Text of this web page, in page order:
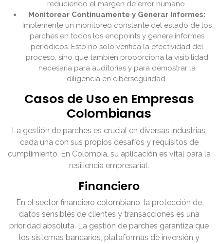
reduciendo el margen de error humano.
Monitorear Continuamente y Generar Informes:
Implemente un monitoreo constante del estado de los
parches en todos los endpoints y genere informes
periódicos. Esto no solo verifica la efectividad del
proceso, sino que también proporciona la visibilidad
necesaria para auditorías y para demostrar la
diligencia en ciberseguridad.
Casos de Uso en Empresas
Colombianas
La gestión de parches es crucial en diversas industrias,
cada una con sus propios desafíos y requisitos de
cumplimiento. En Colombia, su aplicación es vital para la
resiliencia empresarial.
Financiero
En el sector financiero colombiano, la protección de
datos sensibles de clientes y transacciones es una
prioridad absoluta. La gestión de parches garantiza que
los sistemas bancarios, plataformas de inversión y